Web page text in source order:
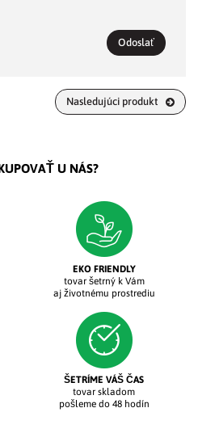
Odoslať
Nasledujúci produkt
U NÁS?
EKO FRIENDLY
tovar šetrný k Vám
aj životnému prostrediu
ŠETRÍME VÁŠ ČAS
tovar skladom
pošleme do 48 hodín